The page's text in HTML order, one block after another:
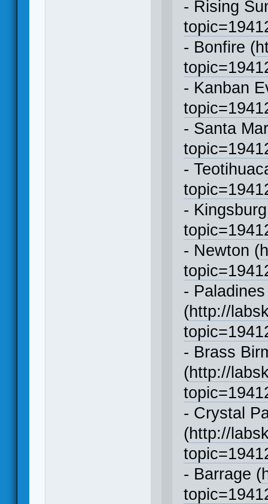
- Rising
- Bonfire (
- Kanban
- Santa
-
-
- Newton (
-
(http://
- Brass
(http://
- Crystal
(http://
- Barrage (